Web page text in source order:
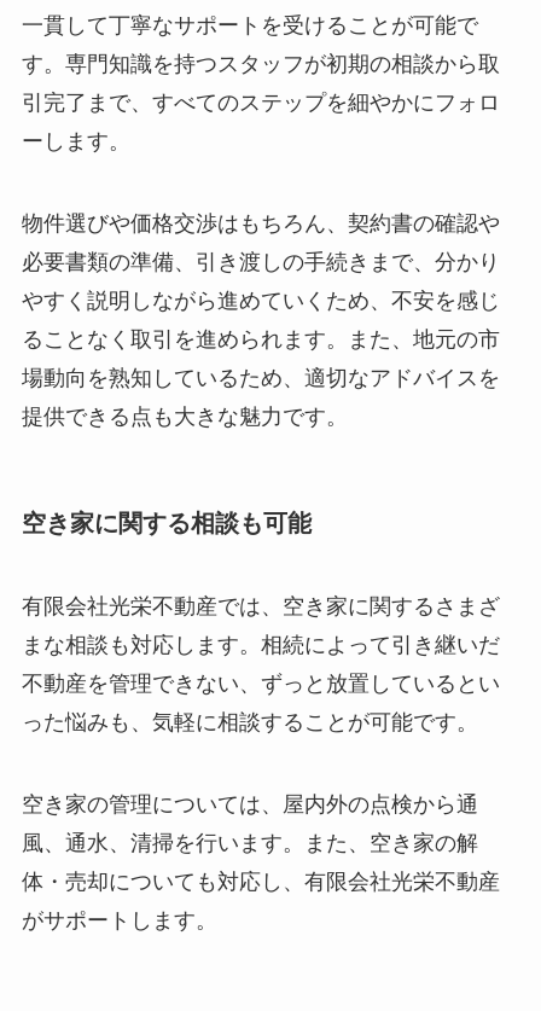
一貫して丁寧なサポートを受けることが可能で
す。専門知識を持つスタッフが初期の相談から取
引完了まで、すべてのステップを細やかにフォロ
ーします。
物件選びや価格交渉はもちろん、契約書の確認や
必要書類の準備、引き渡しの手続きまで、分かり
やすく説明しながら進めていくため、不安を感じ
ることなく取引を進められます。また、地元の市
場動向を熟知しているため、適切なアドバイスを
提供できる点も大きな魅力です。
空き家に関する相談も可能
有限会社光栄不動産では、空き家に関するさまざ
まな相談も対応します。相続によって引き継いだ
不動産を管理できない、ずっと放置しているとい
った悩みも、気軽に相談することが可能です。
空き家の管理については、屋内外の点検から通
風、通水、清掃を行います。また、空き家の解
体・売却についても対応し、有限会社光栄不動産
がサポートします。